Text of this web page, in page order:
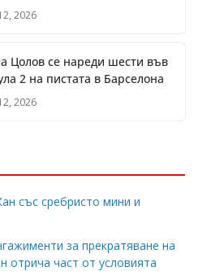
2026
Цолов се нареди шести във
2 на пистата в Барселона
2026
със сребристо мини и
за прекратяване на
отрича част от условията